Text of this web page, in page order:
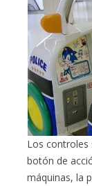
Los controles
botón de
máquinas, la